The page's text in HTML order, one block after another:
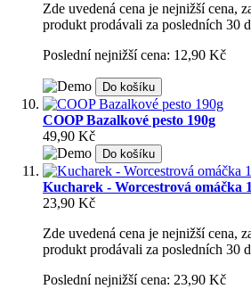
Zde uvedená cena je nejnižší cena,
produkt prodávali za posledních 30
Poslední nejnižší cena: 12,90 Kč
Do košíku
COOP Bazalkové pesto 190g
49,90 Kč
Do košíku
Kucharek - Worcestrová omáčka
23,90 Kč
Zde uvedená cena je nejnižší cena,
produkt prodávali za posledních 30
Poslední nejnižší cena: 23,90 Kč